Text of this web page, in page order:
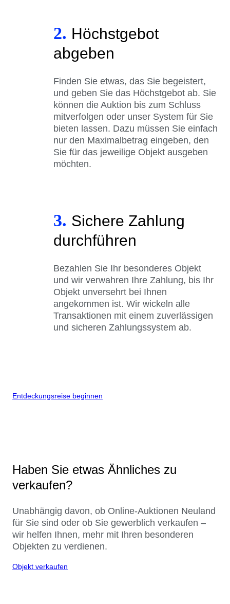
2. Höchstgebot
abgeben
Finden Sie etwas, das Sie begeistert,
und geben Sie das Höchstgebot ab. Sie
können die Auktion bis zum Schluss
mitverfolgen oder unser System für Sie
bieten lassen. Dazu müssen Sie einfach
nur den Maximalbetrag eingeben, den
Sie für das jeweilige Objekt ausgeben
möchten.
3. Sichere Zahlung
durchführen
Bezahlen Sie Ihr besonderes Objekt
und wir verwahren Ihre Zahlung, bis Ihr
Objekt unversehrt bei Ihnen
angekommen ist. Wir wickeln alle
Transaktionen mit einem zuverlässigen
und sicheren Zahlungssystem ab.
Entdeckungsreise beginnen
Haben Sie etwas Ähnliches zu
verkaufen?
Unabhängig davon, ob Online-Auktionen Neuland
für Sie sind oder ob Sie gewerblich verkaufen –
wir helfen Ihnen, mehr mit Ihren besonderen
Objekten zu verdienen.
Objekt verkaufen